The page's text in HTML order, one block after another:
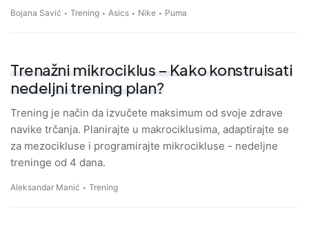
Bojana Savić Trening Asics Nike Puma
Trenažni mikrociklus – Kako konstruisati
nedeljni trening plan?
Trening je način da izvučete maksimum od svoje zdrave
navike trčanja. Planirajte u makrociklusima, adaptirajte se
za mezocikluse i programirajte mikrocikluse - nedeljne
treninge od 4 dana.
Aleksandar Manić Trening